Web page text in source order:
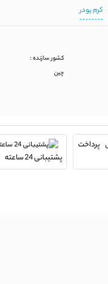
کرم پودر
کشور سازنده :
چین
پرداخت
پشتیبانی 24 ساعته